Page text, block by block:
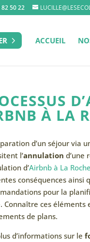
82 50 22
ACCUEIL
À LA
d’un séjour via
l’annulation d’une
d’Airbnb à La
conséquences ainsi
pour la
Connaître ces
de plans.
d’informations sur le